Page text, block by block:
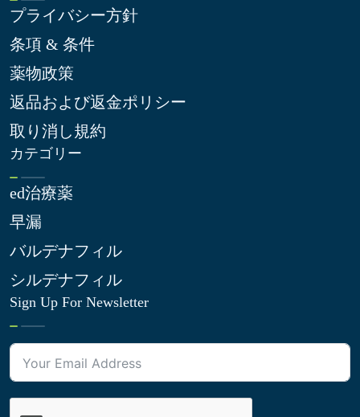
プライバシー方針
条項 & 条件
薬物政策
返品および返金ポリシー
取り消し規約
カテゴリー
ed治療薬
早漏
バルデナフィル
シルデナフィル
Sign Up For Newsletter